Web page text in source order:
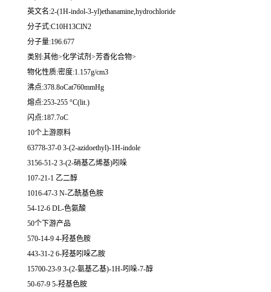
英文名:2-(1H-indol-3-yl)ethanamine,hydrochloride
分子式:C10H13ClN2
分子量:196.677
类别:其他>化学试剂>芳香化合物>
物化性质:密度:1.157g/cm3
沸点:378.8oCat760mmHg
熔点:253-255 °C(lit.)
闪点:187.7oC
10个上游原料
63778-37-0 3-(2-azidoethyl)-1H-indole
3156-51-2 3-(2-硝基乙烯基)吲哚
107-21-1 乙二醇
1016-47-3 N-乙酰基色胺
54-12-6 DL-色氨酸
50个下游产品
570-14-9 4-羟基色胺
443-31-2 6-羟基吲哚乙胺
15700-23-9 3-(2-氨基乙基)-1H-吲哚-7-醇
50-67-9 5-羟基色胺